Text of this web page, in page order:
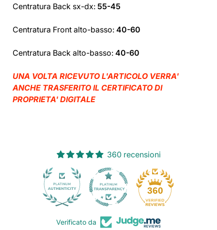
Centratura Back sx-dx: 55-45
Centratura Front alto-basso: 40-60
Centratura Back alto-basso: 40-60
UNA VOLTA RICEVUTO L'ARTICOLO VERRA'
ANCHE TRASFERITO IL CERTIFICATO DI
PROPRIETA' DIGITALE
360 recensioni
360
Verificato da